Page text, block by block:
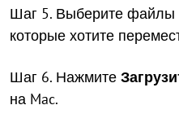
Шаг 5. Выберите файлы
которые хотите
Шаг 6. Нажмите
на Mac.